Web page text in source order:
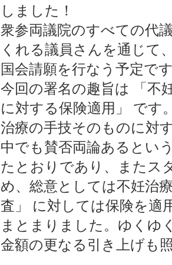
しました！
衆参両議院のすべての代
くれる議員さんを通じて
国会請願を行なう予定で
今回の署名の趣旨は 「不
に対する保険適用」 です
治療の手技そのものに対
中でも賛否両論あるとい
たとおりであり、またス
め、総意としては不妊治
査」 に対しては保険を適
まとまりました。ゆくゆ
金額の更なる引き上げも